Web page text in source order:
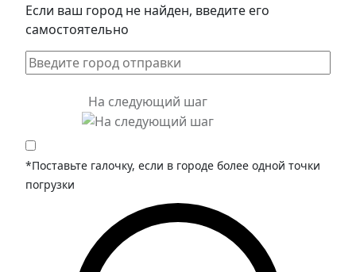
Если ваш город не найден, введите его
самостоятельно
На следующий шаг
*Поставьте галочку, если в городе более одной точки
погрузки